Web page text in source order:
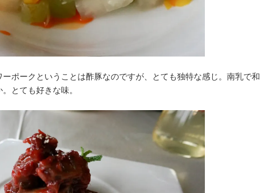
ポークということは酢豚なのですが、とても独特な感じ。南乳で和
とても好きな味。